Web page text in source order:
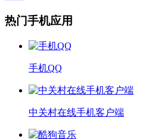
热门手机应用
手机QQ
中关村在线手机客户端